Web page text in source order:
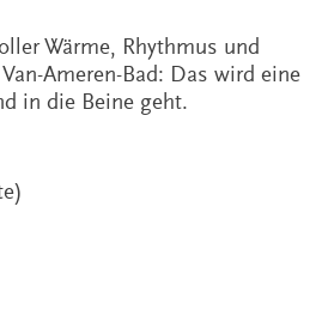
Wärme, Rhythmus und
Ameren-Bad: Das wird eine
in die Beine geht.